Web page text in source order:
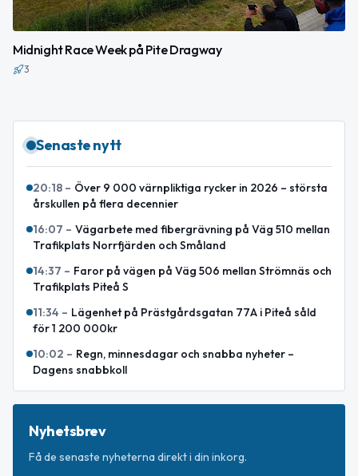
Midnight Race Week på Pite Dragway
3
Senaste nytt
20:18 – Över 9 000 värnpliktiga rycker in 2026 – största
årskullen på flera decennier
16:07 – Vägarbete med fibergrävning på Väg 510 mellan
Trafikplats Norrfjärden och Småland
14:37 – Faror på vägen på Väg 506 mellan Strömnäs och
Trafikplats Piteå S
11:34 – Lägenhet på Prästgårdsgatan 77A i Piteå såld
för 1 200 000kr
10:02 – Regn, minnesdagar och snabba nyheter –
Dagens snabbkoll
Nyhetsbrev
Få de senaste nyheterna direkt i din inkorg.